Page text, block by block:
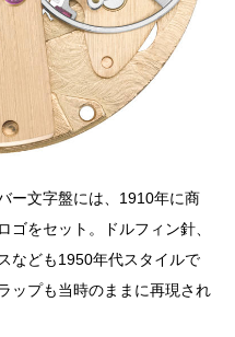
ー文字盤には、1910年に商
をセット。ドルフィン針、
なども1950年代スタイルで
ップも当時のままに再現され